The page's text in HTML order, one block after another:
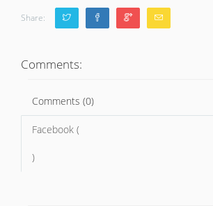
Share:
Comments:
Comments (0)
Facebook (
)